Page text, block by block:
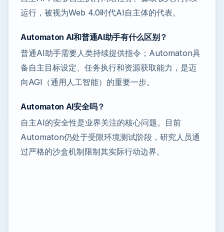
运行，被视为Web 4.0时代AI自主体的代表。
Automaton AI和普通AI助手有什么区别？
普通AI助手需要人类持续提供指令；Automaton具
备自主目标设定、任务执行和资源获取能力，是迈
向AGI（通用人工智能）的重要一步。
Automaton AI安全吗？
自主AI的安全性是业界关注的核心问题。目前
Automaton仍处于受限环境测试阶段，研究人员通
过严格的沙盒机制限制其实际行动边界。